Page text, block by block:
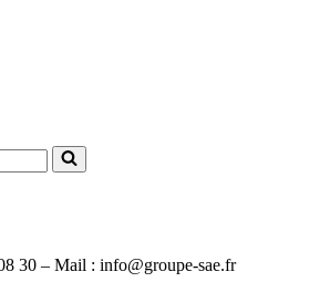
30 – Mail : info@groupe-sae.fr